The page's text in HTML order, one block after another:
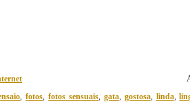
,fotos,fotos sensuais, gata, gostosa, linda,